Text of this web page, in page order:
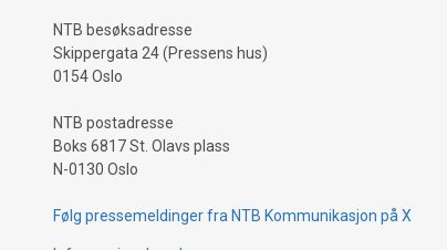
NTB besøksadresse
Skippergata 24 (Pressens hus)
0154 Oslo
NTB postadresse
Boks 6817 St. Olavs plass
N-0130 Oslo
Følg pressemeldinger fra NTB Kommunikasjon på X